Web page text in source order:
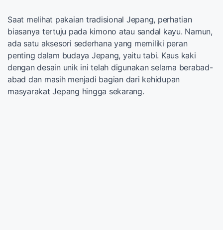
Saat melihat pakaian tradisional Jepang, perhatian
biasanya tertuju pada kimono atau sandal kayu. Namun,
ada satu aksesori sederhana yang memiliki peran
penting dalam budaya Jepang, yaitu tabi. Kaus kaki
dengan desain unik ini telah digunakan selama berabad-
abad dan masih menjadi bagian dari kehidupan
masyarakat Jepang hingga sekarang.